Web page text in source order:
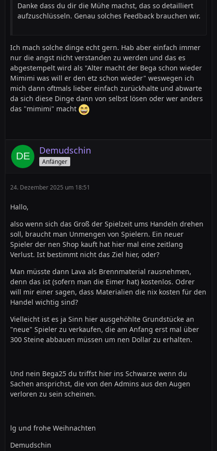
Danke dass du dir die Mühe machst, das so detailliert
aufzuschlüsseln. Genau solches Feedback brauchen wir.
Ich mach solche dinge echt gern. Hab aber einfach immer
nur die angst nicht verstanden zu werden und das es
abgestempelt wird als "Alter macht der Bega schon wieder
Mimimi was will er den etz schon wieder" weswegen ich
mich dann oftmals lieber einfach zurückhalte und abwarte
da sich diese Dinge dann von selbst lösen oder wer anders
das "mimimi" macht
Demudschin
Anfänger
24. Dezember 2025 um 18:51
Hallo,
also wenn sich das Groß der Spielzeit ums Handeln drehen
soll, braucht man Unmengen von Spielern. Ein neuer
Spieler der nen Shop kauft hat hier mal eine zeitlang
Verlust. Ist bestimmt nicht das Ziel hier, oder?
Man müsste dann Lava als Brennmaterial rausnehmen,
denn das ist (sofern man die Eimer hat) kostenlos. Odrer
will mir einer sagen, dass Materialien die nix kosten für den
Handel wichtig sind?
Vielleicht ist es ja Sinn hier ausgehöhlte Grundstücke an
"neue" Spieler zu verkaufen, die am Anfang erst mal über
300 Steine abbauen müssen um nen Dollar zu erhalten.
Und nein Bega25 du triffst hier ins Schwarze wenn du
Sachen ansprichst, die von den Admins aus den Augen
verloren zu sein scheinen.
lg und frohe Weihnachten
Demudschin